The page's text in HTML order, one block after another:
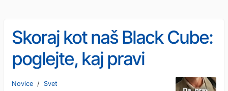
Skoraj kot naš Black Cube:
poglejte, kaj pravi
poslanka na posnetku,
Novice / Svet